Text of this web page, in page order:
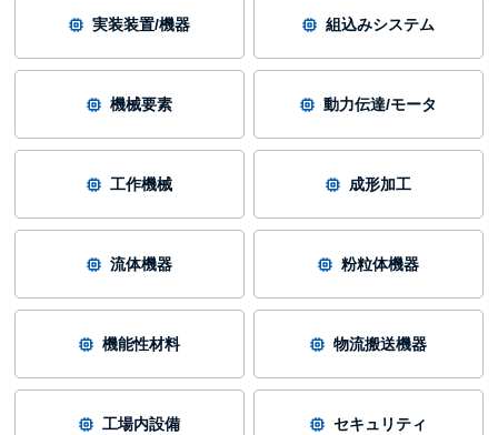
実装装置/機器 組込みシステム
機械要素 動力伝達/モータ
工作機械 成形加工
流体機器 粉粒体機器
機能性材料 物流搬送機器
工場内設備 セキュリティ